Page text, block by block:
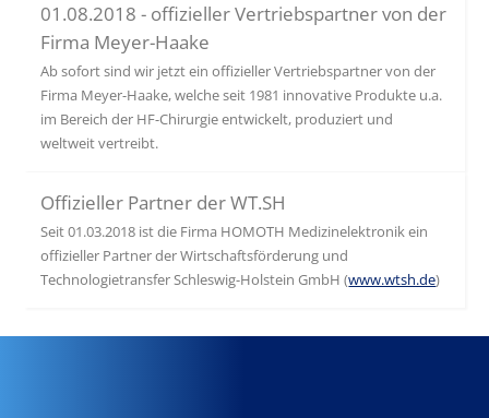
01.08.2018 - offizieller Vertriebspartner von der
Firma Meyer-Haake
Ab sofort sind wir jetzt ein offizieller Vertriebspartner von der
Firma Meyer-Haake, welche seit 1981 innovative Produkte u.a.
im Bereich der HF-Chirurgie entwickelt, produziert und
weltweit vertreibt.
Offizieller Partner der WT.SH
Seit 01.03.2018 ist die Firma HOMOTH Medizinelektronik ein
offizieller Partner der Wirtschaftsförderung und
Technologietransfer Schleswig-Holstein GmbH (www.wtsh.de)